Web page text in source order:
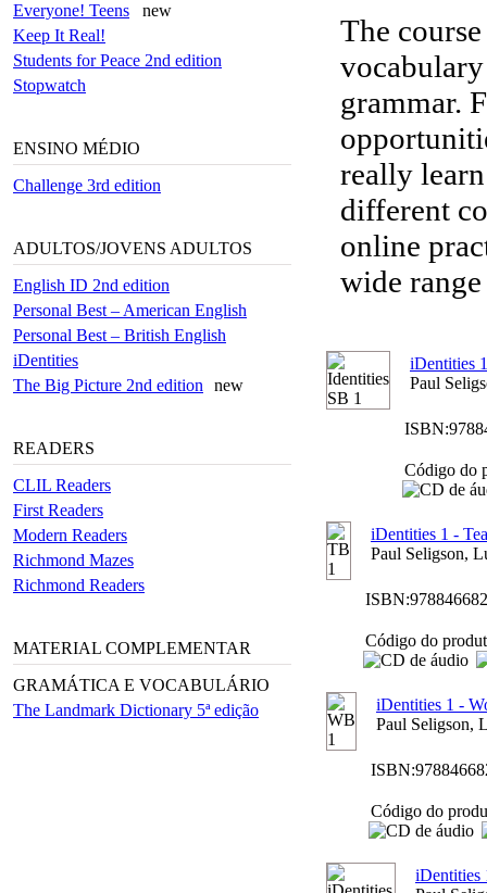
Everyone! Teens new
Keep It Real!
Students for Peace 2nd edition
Stopwatch
ENSINO MÉDIO
Challenge 3rd edition
ADULTOS/JOVENS ADULTOS
English ID 2nd edition
Personal Best – American English
Personal Best – British English
iDentities
The Big Picture 2nd edition
new
READERS
CLIL Readers
First Readers
Modern Readers
Richmond Mazes
Richmond Readers
MATERIAL COMPLEMENTAR
GRAMÁTICA E VOCABULÁRIO
The Landmark Dictionary 5ª edição
The
grammar.
really
different
online
wide
iDentities
Paul
ISBN:
Código do
iDentities 1 -
Paul Seligson,
ISBN:
Código do
iDentities 1 -
Paul Seligson,
ISBN:
Código do
iDentities